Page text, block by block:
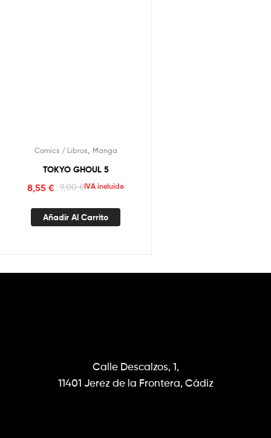
Comics / Libros Manga
TOKYO GHOUL 5
9,00€
8,55 € IVA incluido
Añadir Al Carrito
Calle Descalzos, 1,
11401 Jerez de la Frontera, Cádiz